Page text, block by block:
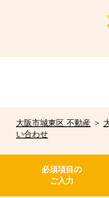
大阪市城東区 不動産 ＞
い合わせ
必須項目の
ご入力